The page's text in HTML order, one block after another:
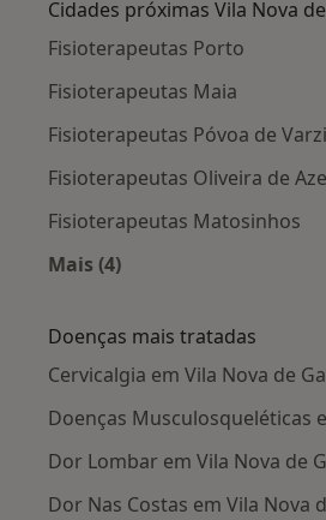
Cidades próximas Vila Nova
Fisioterapeutas Porto
Fisioterapeutas Maia
Fisioterapeutas Póvoa de
Fisioterapeutas Oliveira de
Fisioterapeutas Matosinhos
Mais (4)
Doenças mais tratadas
Cervicalgia em Vila Nova de
Doenças Musculosqueléticas
Dor Lombar em Vila Nova de
Dor Nas Costas em Vila Nova